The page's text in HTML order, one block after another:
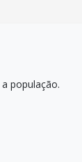
população.